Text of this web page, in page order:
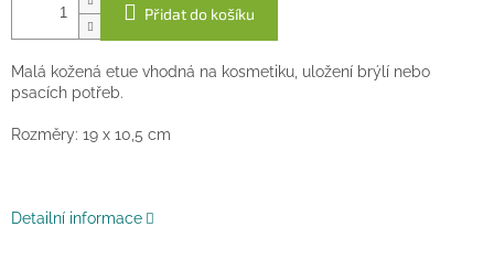
Přidat do košíku
Malá kožená etue vhodná na kosmetiku, uložení brýlí nebo
psacích potřeb.
Rozměry: 19 x 10,5 cm
Detailní informace